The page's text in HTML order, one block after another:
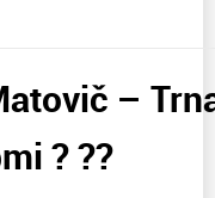
–
? ??